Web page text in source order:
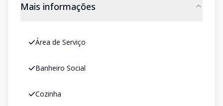
Mais informações
Área de Serviço
Banheiro Social
Cozinha